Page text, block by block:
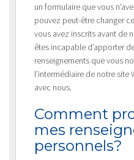
un formulaire que vous
pouvez peut-être changer
vous avez inscrits avant de
êtes incapable d’apporter
renseignements que vous
l’intermédiaire de notre
avec nous.
Comment
mes
personnels?